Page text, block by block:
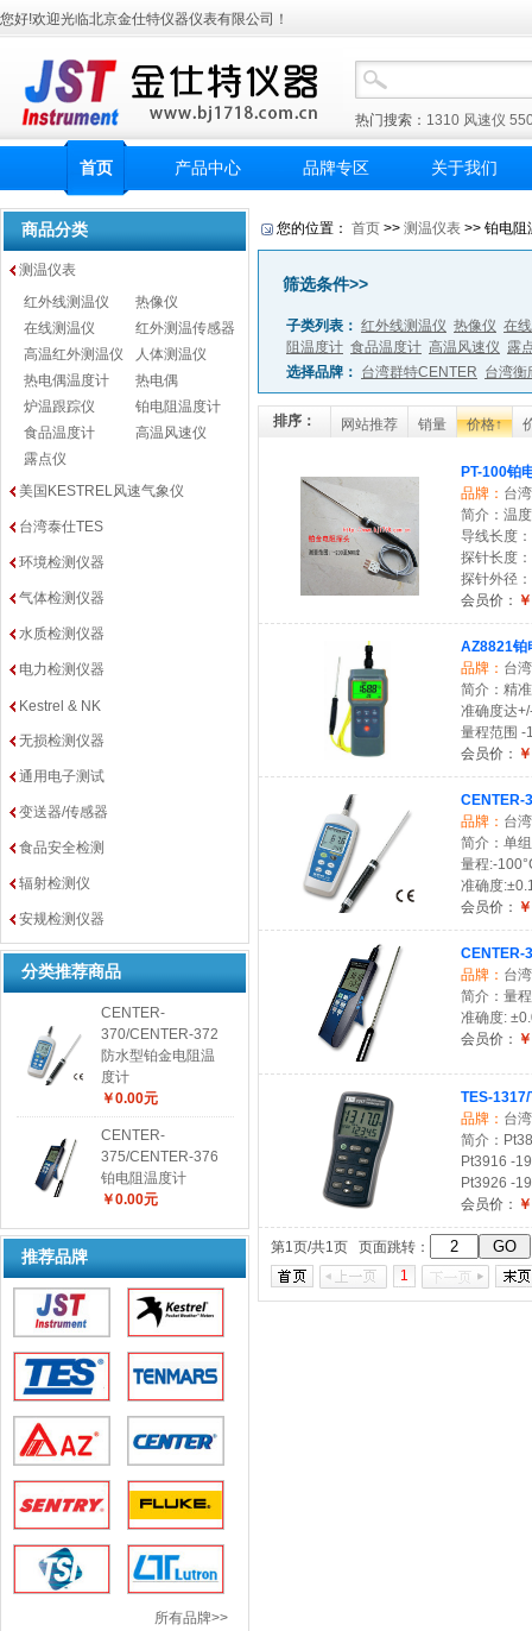
您好!欢迎光临北京金仕特仪器仪表有限公司！
热门搜索： 1310 风速仪
首页 产品中心 品牌专区 关于我们
商品分类
测温仪表
红外线测温仪
热像仪
在线测温仪
红外测温传感器
高温红外测温仪
人体测温仪
热电偶温度计
热电偶
炉温跟踪仪
铂电阻温度计
食品温度计
高温风速仪
露点仪
美国KESTREL风速气象仪
台湾泰仕TES
环境检测仪器
气体检测仪器
水质检测仪器
电力检测仪器
Kestrel & NK
无损检测仪器
通用电子测试
变送器/传感器
食品安全检测
辐射检测仪
安规检测仪器
分类推荐商品
CENTER-
370/CENTER-372
防水型铂金电阻温
度计
￥0.00元
CENTER-
375/CENTER-376
铂电阻温度计
￥0.00元
推荐品牌
所有品牌>>
您的位置： 首页 >> 测温仪表 >> 铂电阻
筛选条件>>
子类列表： 红外线测温仪 热像仪 在
阻温度计 食品温度计 高温风速仪 露
选择品牌： 台湾群特CENTER 台湾衡
排序： 网站推荐 销量 价格↑
PT-100铂
品牌： 台
简介：温
导线长度
探针长度
探针外径
会员价：
AZ8821铂
品牌： 台
简介：精
准确度达
量程范围 -
会员价：
CENTER-
品牌： 台
简介：单
量程:-
准确度
会员价：
CENTER-
品牌： 台
简介：量
准确度:
会员价：
TES-
品牌： 台
简介：
Pt3916 -
Pt3926 -
会员价：
第1页/共1页 页面跳转：
1